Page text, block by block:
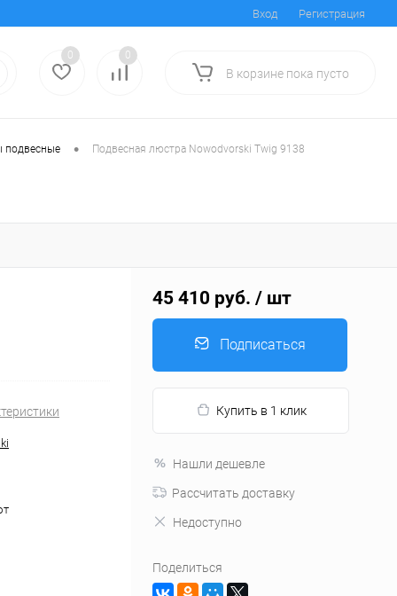
Вход Регистрация
0 0
В корзине пока пусто
подвесные • Подвесная люстра Nowodvorski Twig 9138
45 410 руб. / шт
Подписаться
Купить в 1 клик
Нашли дешевле
Рассчитать доставку
Недоступно
Поделиться